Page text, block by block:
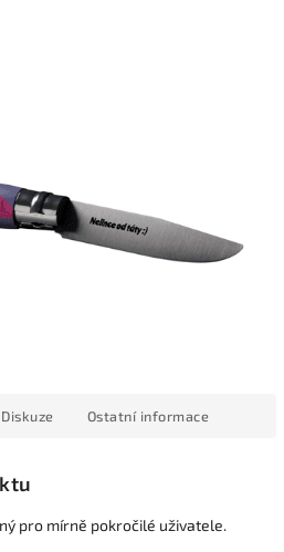
Diskuze Ostatní informace
pro mírně pokročilé uživatele.